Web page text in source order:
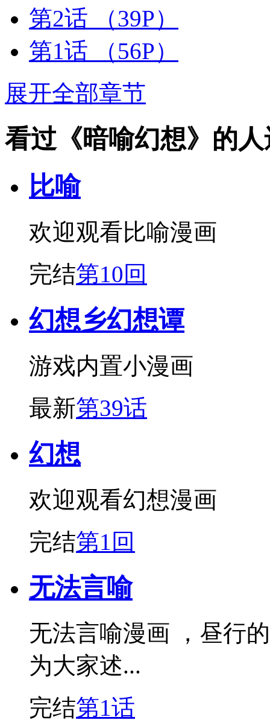
第2话
（39P）
第1话
（56P）
展开全部章节
看过《暗喻幻想》的
比喻
欢迎观看比喻漫画
完结第10回
幻想乡幻想谭
游戏内置小漫画
最新第39话
幻想
欢迎观看幻想漫画
完结第1回
无法言喻
无法言喻漫画 ，昼行
为大家述...
完结第1话